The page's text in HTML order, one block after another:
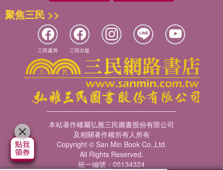
聚焦三民 >>
三民書局 三民出版
本站著作權屬弘雅三民圖書股份有限公司
及相關著作權所有人所有
Copyright © San Min Book Co.,Ltd.
All Rights Reserved.
統一編號：05134324